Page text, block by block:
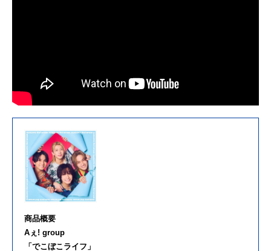
商品概要
Aぇ! group
「でこぼこライフ」